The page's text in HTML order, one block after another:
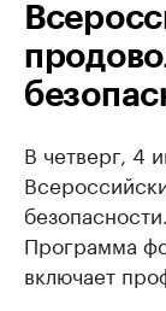
В четверг, 4
Программа
включает